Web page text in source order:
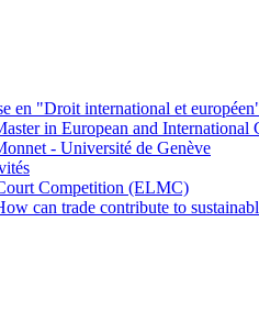
en "Droit international et
in European and International
- Université de Genève
Competition (ELMC)
can trade contribute to